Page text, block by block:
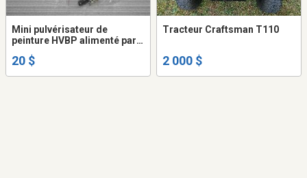
Mini pulvérisateur de
peinture HVBP alimenté par
20 $
Tracteur Craftsman T110
2 000 $